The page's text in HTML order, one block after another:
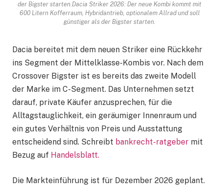
der Bigster starten.Dacia Striker 2026: Der neue Kombi kommt mit
600 Litern Kofferraum, Hybridantrieb, optionalem Allrad und soll
günstiger als der Bigster starten.
Dacia bereitet mit dem neuen Striker eine Rückkehr
ins Segment der Mittelklasse-Kombis vor. Nach dem
Crossover Bigster ist es bereits das zweite Modell
der Marke im C-Segment. Das Unternehmen setzt
darauf, private Käufer anzusprechen, für die
Alltagstauglichkeit, ein geräumiger Innenraum und
ein gutes Verhältnis von Preis und Ausstattung
entscheidend sind. Schreibt bankrecht-ratgeber mit
Bezug auf Нandelsblatt.
Die Markteinführung ist für Dezember 2026 geplant.